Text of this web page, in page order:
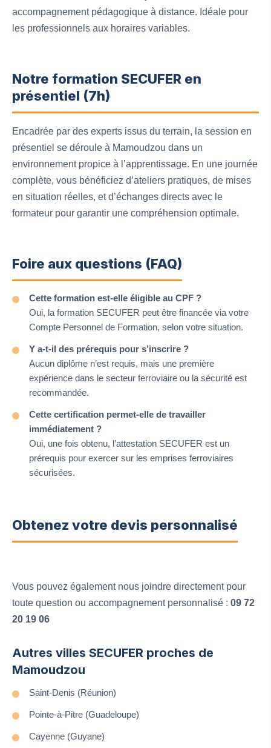
accompagnement pédagogique à distance. Idéale pour
les professionnels aux horaires variables.
Notre formation SECUFER en
présentiel (7h)
Encadrée par des experts issus du terrain, la session en
présentiel se déroule à Mamoudzou dans un
environnement propice à l’apprentissage. En une journée
complète, vous bénéficiez d’ateliers pratiques, de mises
en situation réelles, et d’échanges directs avec le
formateur pour garantir une compréhension optimale.
Foire aux questions (FAQ)
Cette formation est-elle éligible au CPF ?
Oui, la formation SECUFER peut être financée via votre
Compte Personnel de Formation, selon votre situation.
Y a-t-il des prérequis pour s’inscrire ?
Aucun diplôme n’est requis, mais une première
expérience dans le secteur ferroviaire ou la sécurité est
recommandée.
Cette certification permet-elle de travailler
immédiatement ?
Oui, une fois obtenu, l’attestation SECUFER est un
prérequis pour exercer sur les emprises ferroviaires
sécurisées.
Obtenez votre devis personnalisé
Vous pouvez également nous joindre directement pour
toute question ou accompagnement personnalisé : 09 72
20 19 06
Autres villes SECUFER proches de
Mamoudzou
Saint-Denis (Réunion)
Pointe-à-Pitre (Guadeloupe)
Cayenne (Guyane)